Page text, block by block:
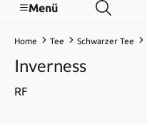
Menü
Home Tee Schwarzer Tee
Inverness
RF